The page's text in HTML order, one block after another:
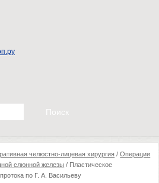
челюстно-лицевая хирургия /Операции
слюнной железы / Пластическое
по Г. А. Васильеву